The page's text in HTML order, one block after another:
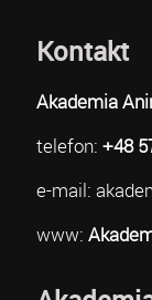
Kontakt
Akademia
telefon: +48
e-mail:
www: